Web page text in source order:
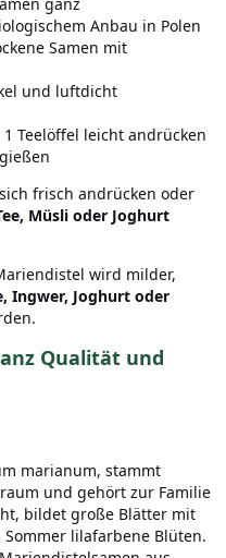
Anbau in Polen
Samen mit
und luftdicht
Teelöffel leicht andrücken
frisch andrücken oder
Müsli oder Joghurt
wird milder,
Ingwer, Joghurt oder
Qualität und
marianum, stammt
und gehört zur Familie
bildet große Blätter mit
lilafarbene Blüten.